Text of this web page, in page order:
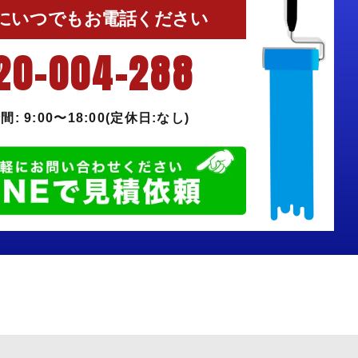
いつでもお電話ください
004-288
: 9:00〜18:00(定休日:なし)